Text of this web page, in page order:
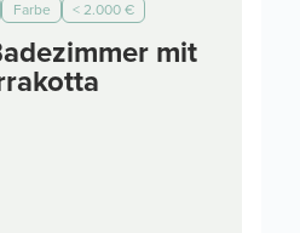
Farbe
< 2.000 €
< 10.000 € mit